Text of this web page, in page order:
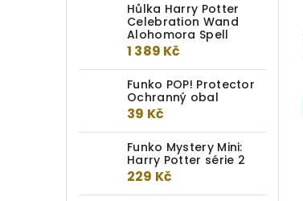
Hůlka Harry Potter
Celebration Wand
Alohomora Spell
1 389 Kč
Funko POP! Protector
Ochranný obal
39 Kč
Funko Mystery Mini:
Harry Potter série 2
229 Kč